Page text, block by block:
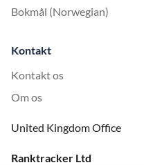
Bokmål (Norwegian)
Kontakt
Kontakt os
Om os
United Kingdom Office
Ranktracker Ltd